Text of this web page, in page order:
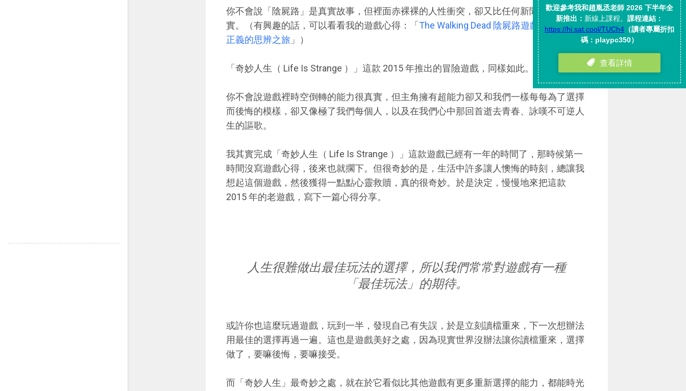
你不會說「陰屍路」是真實故事，但裡面赤裸裸的人性衝突，卻又比任何新聞媒體還要真
實。（有興趣的話，可以看看我的遊戲心得：「 The Walking Dead 陰屍路遊戲心得，一場
正義的思辨之旅 」）
「奇妙人生（ Life Is Strange ）」這款 2015 年推出的冒險遊戲，同樣如此。
你不會說遊戲裡時空倒轉的能力很真實，但主角擁有超能力卻又和我們一樣每每為了選擇
而後悔的模樣，卻又像極了我們每個人，以及在我們心中那回首逝去青春、詠嘆不可逆人
生的謳歌。
我其實完成「奇妙人生（ Life Is Strange ）」這款遊戲已經有一年的時間了，那時候第一
時間沒寫遊戲心得，後來也就擱下。但很奇妙的是，生活中許多讓人懊悔的時刻，總讓我
想起這個遊戲，然後獲得一點點心靈救贖，真的很奇妙。於是決定，慢慢地來把這款
2015 年的老遊戲，寫下一篇心得分享。
人生很難做出最佳玩法的選擇，所以我們常常對遊戲有一種
「最佳玩法」的期待。
或許你也這麼玩過遊戲，玩到一半，發現自己有失誤，於是立刻讀檔重來，下一次想辦法
用最佳的選擇再過一遍。這也是遊戲美好之處，因為現實世界沒辦法讓你讀檔重來，選擇
做了，要嘛後悔，要嘛接受。
而「奇妙人生」最奇妙之處，就在於它看似比其他遊戲有更多重新選擇的能力，都能時光